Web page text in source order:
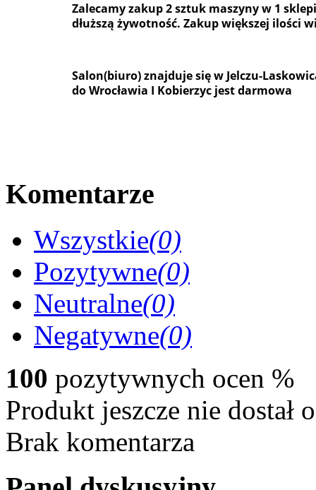
Zalecamy zakup 2 sztuk maszyny w 1
dłuższą żywotność. Zakup większej ilości
Salon(biuro) znajduje się w Jelczu-
do Wrocławia I Kobierzyc jest darmowa
Komentarze
Wszystkie(0)
Pozytywne(0)
Neutralne(0)
Negatywne(0)
100 pozytywnych ocen %
Produkt jeszcze nie dostał
Brak komentarza